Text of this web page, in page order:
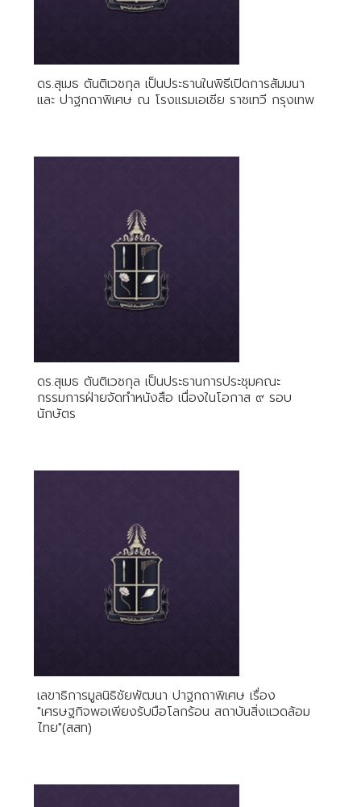
ดร.สุเมธ ตันติเวชกุล เป็นประธานในพิธีเปิดการสัมมนา
และ ปาฐกถาพิเศษ ณ โรงแรมเอเชีย ราชเทวี กรุงเทพ
ดร.สุเมธ ตันติเวชกุล เป็นประธานการประชุมคณะ
กรรมการฝ่ายจัดทำหนังสือ เนื่องในโอกาส ๙ รอบ
นักษัตร
เลขาธิการมูลนิธิชัยพัฒนา ปาฐกถาพิเศษ เรื่อง
"เศรษฐกิจพอเพียงรับมือโลกร้อน สถาบันสิ่งแวดล้อม
ไทย"(สสท)